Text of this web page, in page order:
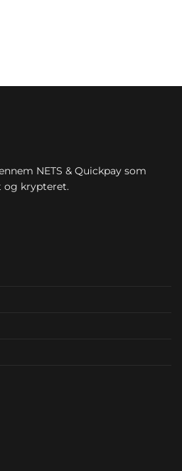
NETS & Quickpay som
og krypteret.